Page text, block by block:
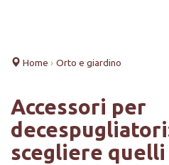
Home › Orto e giardino
Accessori per
scegliere